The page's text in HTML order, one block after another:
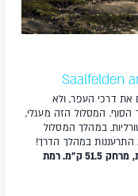
Saalfelden
את דרכי העפר, ולא
המסלול הזה מעגלי,
במהלך המסלול
במהלך הדרך!
משך המסלול המשוער (ללא הפסקות) כ-3 שעות, מרחק 51.5 ק"מ. רמת